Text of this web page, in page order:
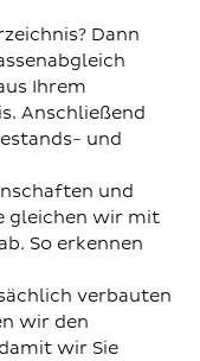
Dann
Ihrem
Anschließend
und
und
gleichen wir mit
So erkennen
verbauten
wir den
wir Sie